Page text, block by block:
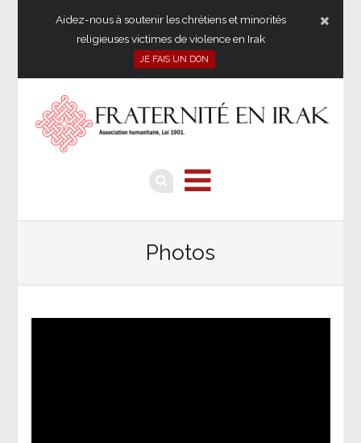
Aidez-nous à soutenir les chrétiens et minorités
religieuses victimes de violence en Irak
JE FAIS UN DON
Photos